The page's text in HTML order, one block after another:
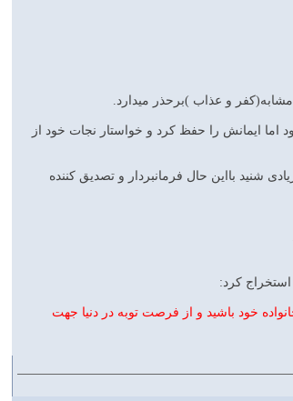
مشابه(کفر و عذاب )برحذر میدارد.
اما ایمانش را حفظ کرد و خواستار نجات خود از
شنید بااین حال فرمانبردار و تصدیق کننده
خود باشید و از فرصت توبه در دنیا جهت